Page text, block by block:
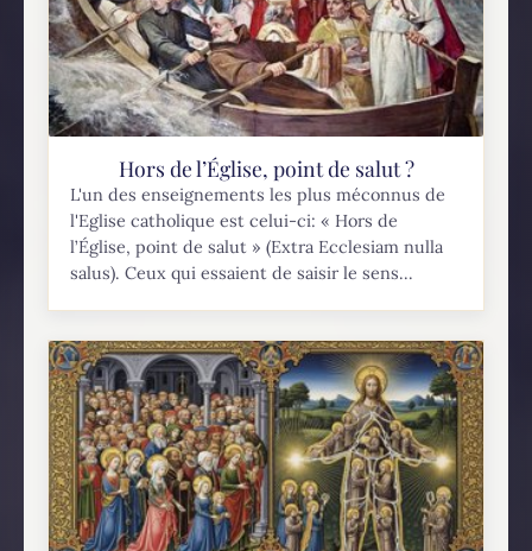
Hors de l’Église, point de salut ?
L'un des enseignements les plus méconnus de
l'Eglise catholique est celui-ci: « Hors de
l’Église, point de salut » (Extra Ecclesiam nulla
salus). Ceux qui essaient de saisir le sens...